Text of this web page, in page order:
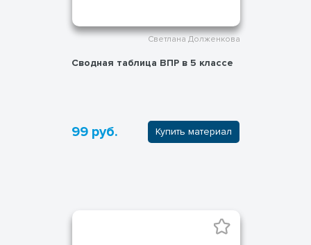
Светлана Долженкова
Сводная таблица ВПР в 5 классе
99 руб. Купить материал